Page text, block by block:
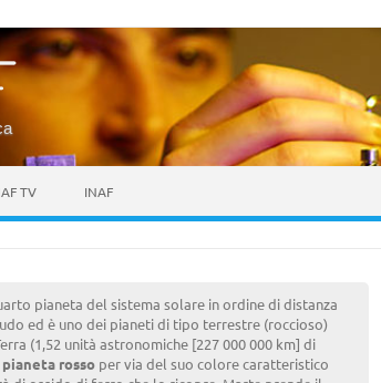
TV INAF
pianeta del sistema solare in ordine di distanza
ed è uno dei pianeti di tipo terrestre (roccioso)
(1,52 unità astronomiche [227 000 000 km] di
pianeta rossoper via del suo colore caratteristico